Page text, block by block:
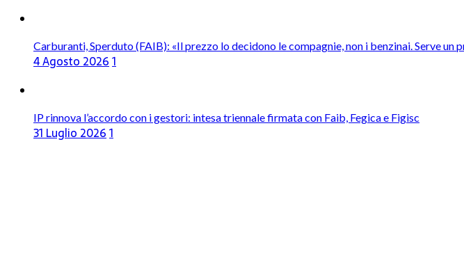
Carburanti, Sperduto (FAIB): «Il prezzo lo decidono le compagnie, non i benzinai. Serve un
4 Agosto 20261
IP rinnova l’accordo con i gestori: intesa triennale firmata con Faib, Fegica e Figisc
31 Luglio 20261